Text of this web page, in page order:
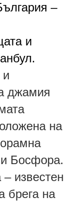
–
и
и
джамия
на
Босфора.
известен
брега на